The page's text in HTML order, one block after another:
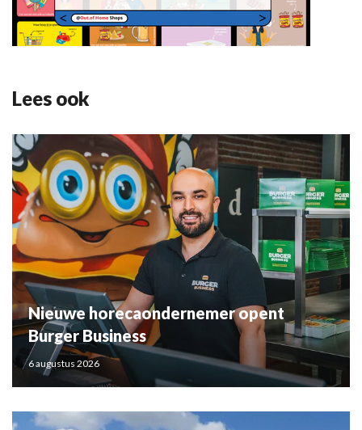
Lees ook
Nieuwe horecaondernemer opent
Burger Business
6 augustus 2026